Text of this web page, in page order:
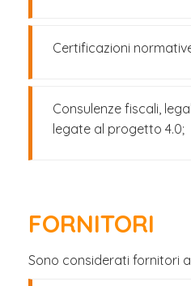
Certificazioni normative
Consulenze fiscali,
legate al progetto 4.0;
FORNITORI
Sono considerati fornitori